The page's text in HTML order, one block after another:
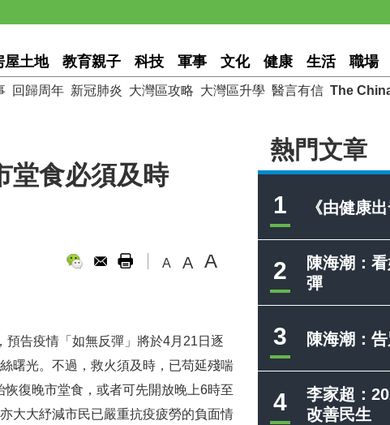
屋土地 教育親子 科技 軍事 文化 健康 生活 職場
回歸周年 新冠肺炎 大灣區攻略 大灣區升學 醫言有信 The
熱門文章
1 《由健康
2
陳海潮：
彈
3 陳海潮：
4
李家超：
改善民生
堂食必須及時
A A A
告疫情「如無反彈」將於4月21日逐
曙光。不過，救火須及時，已苟延殘喘
復晚市堂食，或者可先開放晚上6時至
大大紓減市民已嚴重抗疫疲勞的負面情